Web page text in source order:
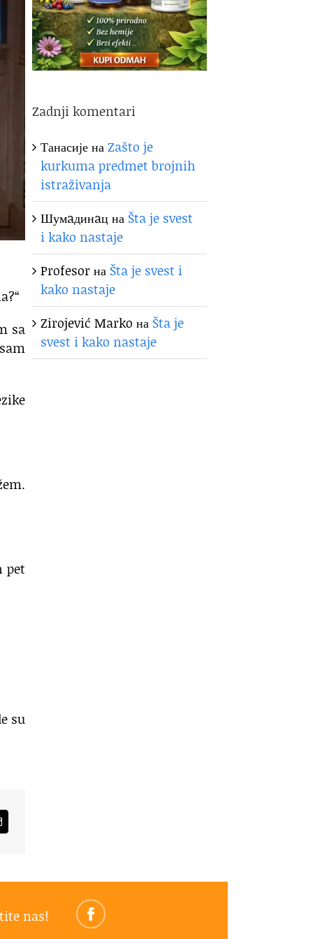
sa
pet
su
Zadnji komentari
ТанасијенаZašto je
kurkuma predmet brojnih
istraživanja
Шумaдинaцна Šta je svest
i kako nastaje
Profesorна Šta je svest i
kako nastaje
Zirojević Marko на Šta je
svest i kako nastaje
nas!